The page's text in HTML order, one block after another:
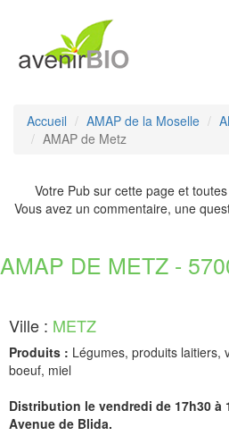
Accueil AMAP de la Moselle
AMAP de Metz
Votre Pub sur cette page et
Vous avez un commentaire, une
AMAP DE METZ -
Ville : METZ
Produits : Légumes, produits laitiers,
boeuf, miel
Distribution le vendredi de 17h30 à
Avenue de Blida.